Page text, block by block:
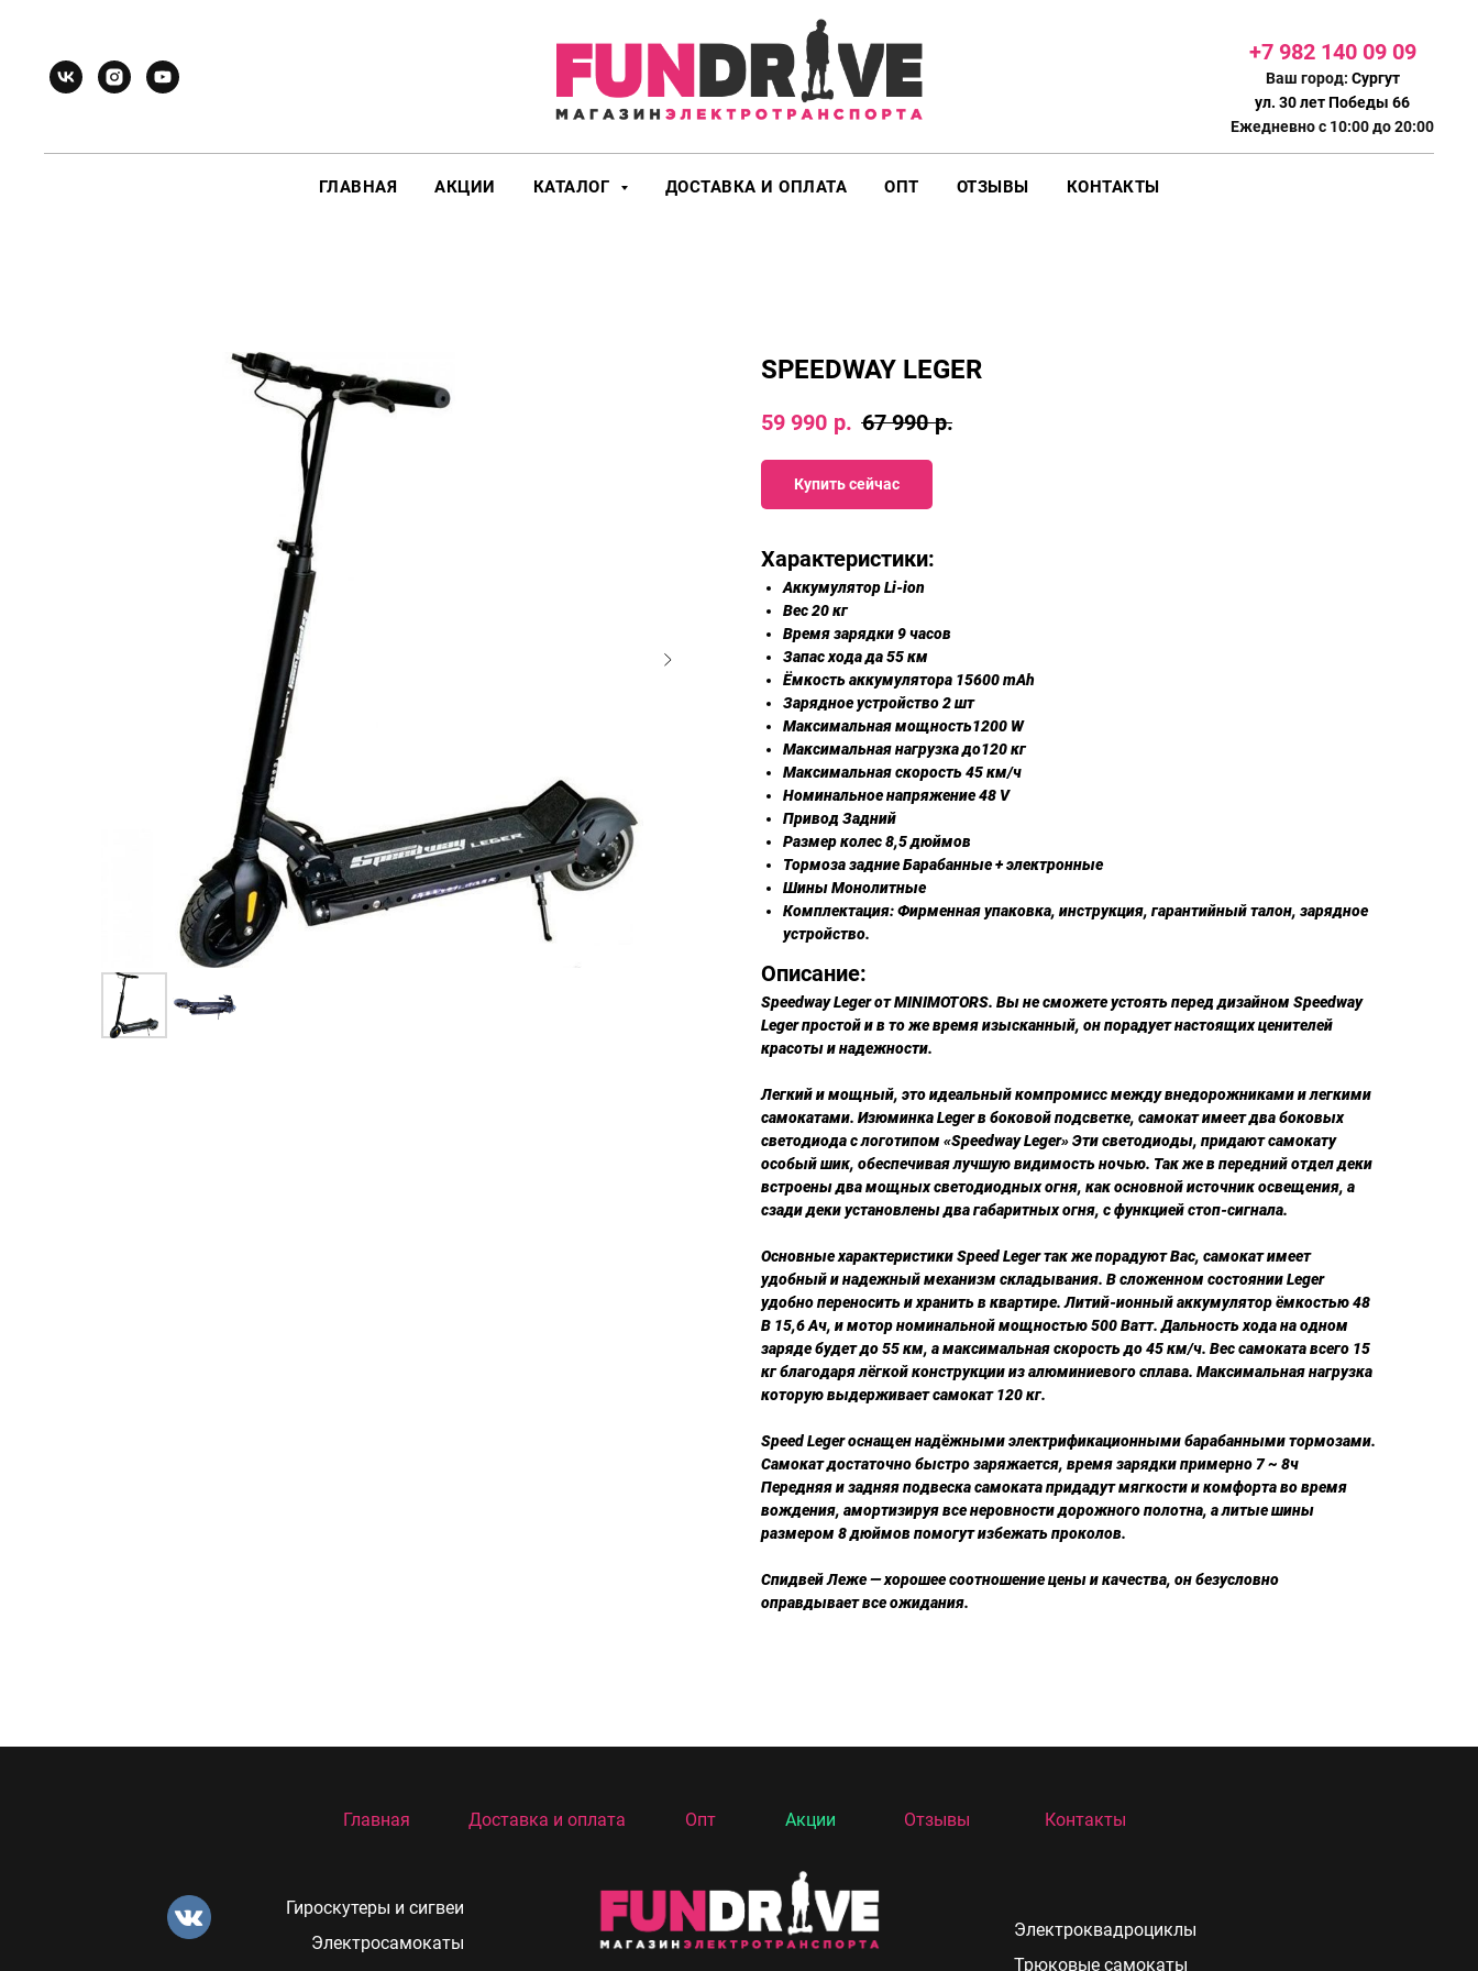
+7 982 140 09 09
Ваш город: Сургут
ул. 30 лет Победы 66
Ежедневно с 10:00 до 20:00
ГЛАВНАЯ АКЦИИ КАТАЛОГ ДОСТАВКА И ОПЛАТА ОПТ ОТЗЫВЫ КОНТАКТЫ
SPEEDWAY LEGER
59 990 р. 67 990 р.
Купить сейчас
Характеристики:
Аккумулятор Li-ion
Вес 20 кг
Время зарядки 9 часов
Запас хода да 55 км
Ёмкость аккумулятора 15600 mAh
Зарядное устройство 2 шт
Максимальная мощность1200 W
Максимальная нагрузка до120 кг
Максимальная скорость 45 км/ч
Номинальное напряжение 48 V
Привод Задний
Размер колес 8,5 дюймов
Тормоза задние Барабанные + электронные
Шины Монолитные
Комплектация: Фирменная упаковка, инструкция, гарантийный талон, зарядное
устройство.
Описание:
Speedway Leger от MINIMOTORS. Вы не сможете устоять перед дизайном Speedway
Leger простой и в то же время изысканный, он порадует настоящих ценителей
красоты и надежности.
Легкий и мощный, это идеальный компромисс между внедорожниками и легкими
самокатами. Изюминка Leger в боковой подсветке, самокат имеет два боковых
светодиода с логотипом «Speedway Leger» Эти светодиоды, придают самокату
особый шик, обеспечивая лучшую видимость ночью. Так же в передний отдел деки
встроены два мощных светодиодных огня, как основной источник освещения, а
сзади деки установлены два габаритных огня, с функцией стоп-сигнала.
Основные характеристики Speed Leger так же порадуют Вас, самокат имеет
удобный и надежный механизм складывания. В сложенном состоянии Leger
удобно переносить и хранить в квартире. Литий-ионный аккумулятор ёмкостью 48
В 15,6 Ач, и мотор номинальной мощностью 500 Ватт. Дальность хода на одном
заряде будет до 55 км, а максимальная скорость до 45 км/ч. Вес самоката всего 15
кг благодаря лёгкой конструкции из алюминиевого сплава. Максимальная нагрузка
которую выдерживает самокат 120 кг.
Speed Leger оснащен надёжными электрификационными барабанными тормозами.
Самокат достаточно быстро заряжается, время зарядки примерно 7 ~ 8ч
Передняя и задняя подвеска самоката придадут мягкости и комфорта во время
вождения, амортизируя все неровности дорожного полотна, а литые шины
размером 8 дюймов помогут избежать проколов.
Спидвей Леже — хорошее соотношение цены и качества, он безусловно
оправдывает все ожидания.
Гироскутеры и сигвеи
Электросамокаты
Электроквадроциклы
Трюковые самокаты
Главная Доставка и оплата Опт Отзывы
Акции Контакты